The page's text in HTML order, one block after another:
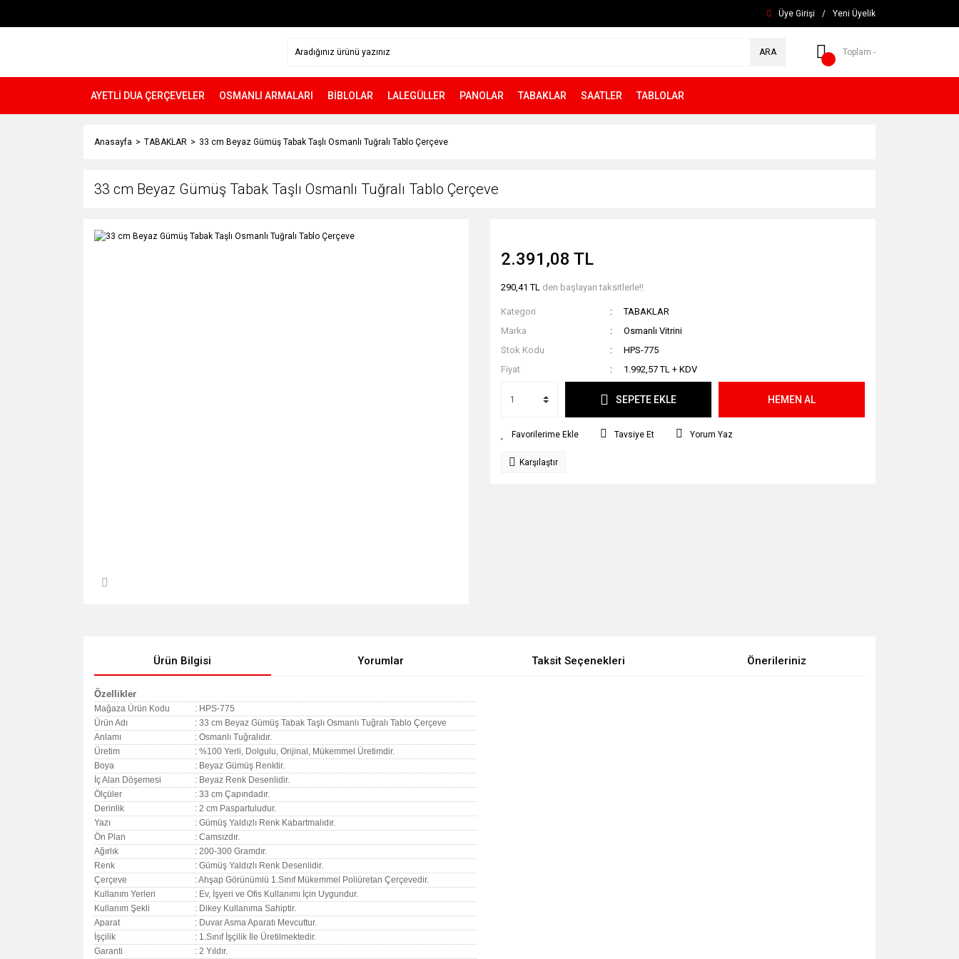
Üye Girişi / Yeni Üyelik
ARA Toplam -
AYETLİ DUA ÇERÇEVELER OSMANLI ARMALARI BİBLOLAR LALEGÜLLER PANOLAR TABAKLAR SAATLER TABLOLAR
Anasayfa TABAKLAR 33 cm Beyaz Gümüş Tabak Taşlı Osmanlı Tuğralı Tablo Çerçeve
33 cm Beyaz Gümüş Tabak Taşlı Osmanlı Tuğralı Tablo Çerçeve
2.391,08 TL
290,41 TL den başlayan taksitlerle!!
Kategori
TABAKLAR
Marka
Osmanlı Vitrini
Stok Kodu
HPS-775
Fiyat
1.992,57 TL + KDV
SEPETE EKLE HEMEN AL
Tavsiye Et Yorum Yaz
Karşılaştır
Ürün Bilgisi Yorumlar Taksit Seçenekleri Önerileriniz
Özellikler
Mağaza Ürün Kodu
: HPS-775
Ürün Adı
: 33 cm Beyaz Gümüş Tabak Taşlı Osmanlı Tuğralı Tablo Çerçeve
Anlamı
: Osmanlı Tuğralıdır.
Üretim
: %100 Yerli, Dolgulu, Orijinal, Mükemmel Üretimdir.
Boya
: Beyaz Gümüş Renktir.
İç Alan Döşemesi
: Beyaz Renk Desenlidir.
Ölçüler
: 33 cm Çapındadır.
Derinlik
: 2 cm Paspartuludur.
Yazı
: Gümüş Yaldızlı Renk Kabartmalıdır.
Ön Plan
: Camsızdır.
Ağırlık
: 200-300 Gramdır.
Renk
: Gümüş Yaldızlı Renk Desenlidir.
Çerçeve
: Ahşap Görünümlü 1.Sınıf Mükemmel Poliüretan Çerçevedir.
Kullanım Yerleri
: Ev, İşyeri ve Ofis Kullanımı İçin Uygundur.
Kullanım Şekli
: Dikey Kullanıma Sahiptir.
Aparat
: Duvar Asma Aparatı Mevcuttur.
İşçilik
: 1.Sınıf İşçilik İle Üretilmektedir.
Garanti
: 2 Yıldır.